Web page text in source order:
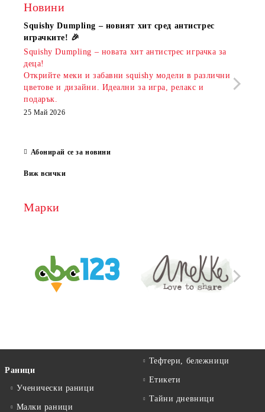
Новини
Squishy Dumpling – новият хит сред антистрес
играчките! 🎉
Squishy Dumpling – новата хит антистрес играчка за
деца!
Открийте меки и забавни squishy модели в различни
цветове и дизайни. Идеални за игра, релакс и
подарък.
25 Май 2026
Абонирай се за новини
Виж всички
Марки
Раници
Ученически раници
Малки раници
Тефтери, бележници
Етикети
Тайни дневници